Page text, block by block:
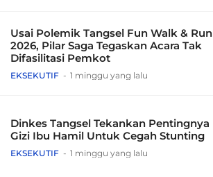
Usai Polemik Tangsel Fun Walk & Run
2026, Pilar Saga Tegaskan Acara Tak
Difasilitasi Pemkot
EKSEKUTIF 1 minggu yang lalu
Dinkes Tangsel Tekankan Pentingnya
Gizi Ibu Hamil Untuk Cegah Stunting
EKSEKUTIF 1 minggu yang lalu